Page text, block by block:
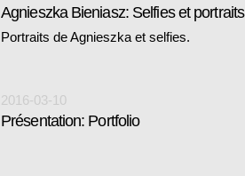
Agnieszka Bieniasz: Selfies et portraits
Portraits de Agnieszka et selfies.
2016-03-10
Présentation: Portfolio